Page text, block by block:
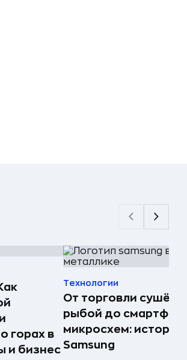
горах в
и бизнес
Технологии
От торговли
рыбой до
микросхем: история
Samsung